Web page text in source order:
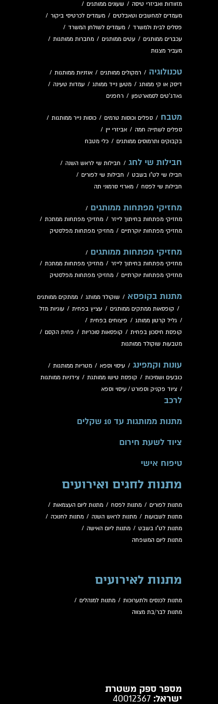
מזוודות ואביזרי טיסה / שעונים ממותגים /
מעמדים למחשבים וטאבלטים / מעמדים לכרטיסי ביקור /
פסלים לבית ולמשרד / מעמדים לשולחן המשרד /
עכברים ממותגים / עטים ממותגים / מחברות ממותגות /
מעביר מצגות
טכנולוגיה / רמקולים ממותגים / אוזניות ממותגות /
דיסק או קי ממותג / מטען נייד ממותג / עמדות טעינה /
גאדג'טים לסמארטפון / רחפנים
מטבח / ספלים וכוסות טרמים / כוסות נייר ממותגות /
ספלים לשתייה חמה / אביזרי יין /
בקבוקים ותרמוסים ממותגים / כלי מטבח
חבילות שי לחג / חבילות שי לראש השנה /
חבילו שי לט"ו בשבט / חבילות שי לפורים /
חבילות שי לפסח / מארזי סרמוני תה
מחזיקי מפתחות ממותגים /
מחזיקי מפתחות בחיתוך לייזר / מחזיקי מפתחות ממתכת /
מחזיקי מפתחות יוקרתיים / מחזיקי מפתחות מפלסטיק
מחזיקי מפתחות ממותגים /
מחזיקי מפתחות בחיתוך לייזר / מחזיקי מפתחות ממתכת /
מחזיקי מפתחות יוקרתיים / מחזיקי מפתחות מפלסטיק
מתנות בקופסא / שוקולד ממותג / ממתקים ממותגים
/ קופסאות ממתקים ממותגים / עציץ בפחית / עוגיות מזל
/ גליל קרטון ממותג / פיצוחים בפחית /
קופסת חיסכון בפחית / קופסאות סוכריות / פחית הקסם /
מטבעות שוקולד ממותגות
עונות וקמפינג / עיסוי וספא / מטריות ממותגות /
כובעים ושמיכות / קופסת טישו ממותגת / צידניות ממותגות
/ ציוד פקניק וספורט / עיסוי וספא
לרכב
מתנות ממותגות עד 10 שקלים
ציוד לשעת חירום
טיפוח אישי
מתנות לחגים ואירועים
מתנות לפורים / מתנות לפסח / מתנות ליום העצמאות /
מתנות לשבועות / מתנות לראש השנה / מתנות לחנוכה /
מתנות לט"ו בשבט / מתנות ליום האישה /
מתנות ליום המשפחה
מתנות לאירועים
מתנות לכנסים ולתערוכות / מתנות למנהלים /
מתנות לבר/בת מצווה
מספר ספק משטרת
ישראל: